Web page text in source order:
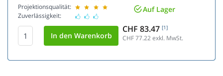
Projektionsqualität:
Zuverlässigkeit:
Auf Lager
CHF 83.47 [1]
CHF 77.22exkl. MwSt.